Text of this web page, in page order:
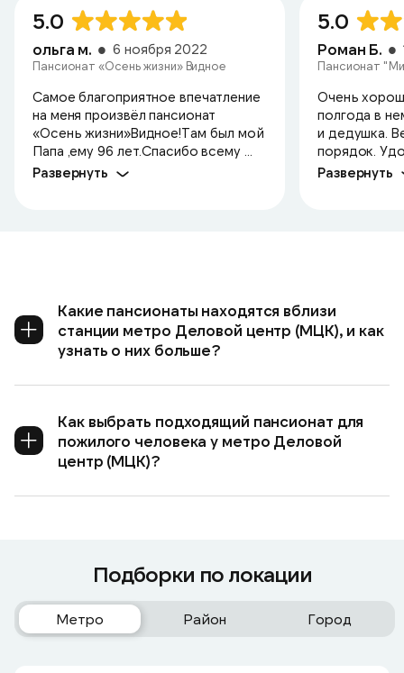
5.0
ольга м. 6 ноября 2022
Пансионат «Осень жизни» Видное
Самое благоприятное впечатление
на меня произвёл пансионат
«Осень жизни»Видное!Там был мой
Папа ,ему 96 лет.Спасибо всему ...
Развернуть
5.0
Роман Б.
Пансионат
Очень
полгода в
и дедушка.
порядок.
Развернуть
Какие пансионаты находятся вблизи
станции метро Деловой центр (МЦК), и как
узнать о них больше?
Как выбрать подходящий пансионат для
пожилого человека у метро Деловой
центр (МЦК)?
Подборки по локации
Метро Район Город